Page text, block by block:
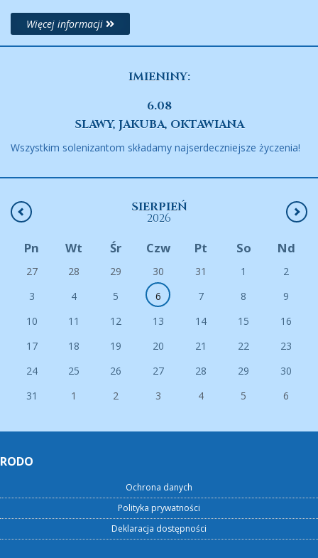
Więcej informacji
IMIENINY:
6.08
SLAWY, JAKUBA, OKTAWIANA
Wszystkim solenizantom składamy najserdeczniejsze życzenia!
SIERPIEŃ
2026
Pn Wt Śr Czw Pt So Nd
27 28 29 30 31 1
2
3
4 5 6 7 8
9
10
11 12 13 14 15
16
17
18 19 20 21 22
23
24
25 26 27 28 29
30
31
1 2 3 4 5 6
RODO
Ochrona danych
Polityka prywatności
Deklaracja dostępności